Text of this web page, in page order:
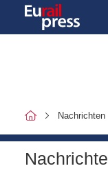
Nachrichten